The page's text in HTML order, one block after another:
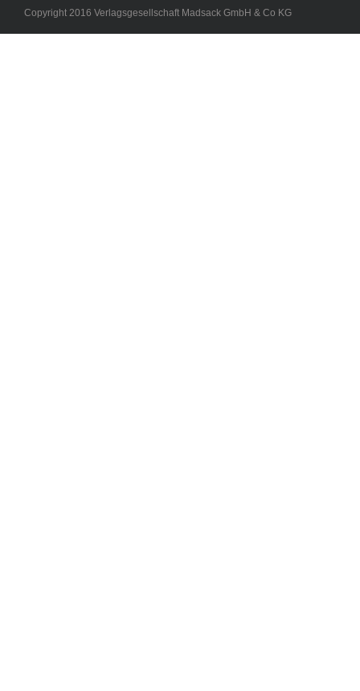
Copyright 2016 Verlagsgesellschaft Madsack GmbH & Co KG